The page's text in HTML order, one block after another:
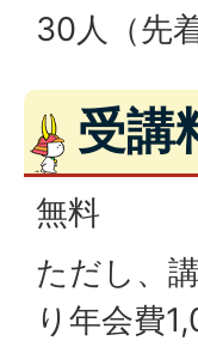
30人（先
受講
無料
ただし、
り年会費